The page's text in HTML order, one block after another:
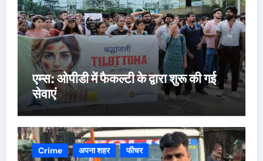
एम्स: ओपीडी में फैकल्टी के द्वारा शुरू की गई
सेवाएं
Crime अपना शहर फीचर